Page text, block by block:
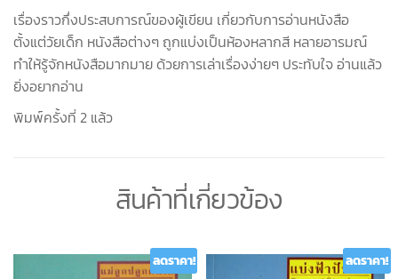
เรื่องราวกึ่งประสบการณ์ของผู้เขียน เกี่ยวกับการอ่านหนังสือ
ตั้งแต่วัยเด็ก หนังสือต่างๆ ถูกแบ่งเป็นห้องหลากสี หลายอารมณ์
ทำให้รู้จักหนังสือมากมาย ด้วยการเล่าเรื่องง่ายๆ ประทับใจ อ่านแล้ว
ยิ่งอยากอ่าน
พิมพ์ครั้งที่ 2 แล้ว
สินค้าที่เกี่ยวข้อง
ลดราคา! ลดราคา!